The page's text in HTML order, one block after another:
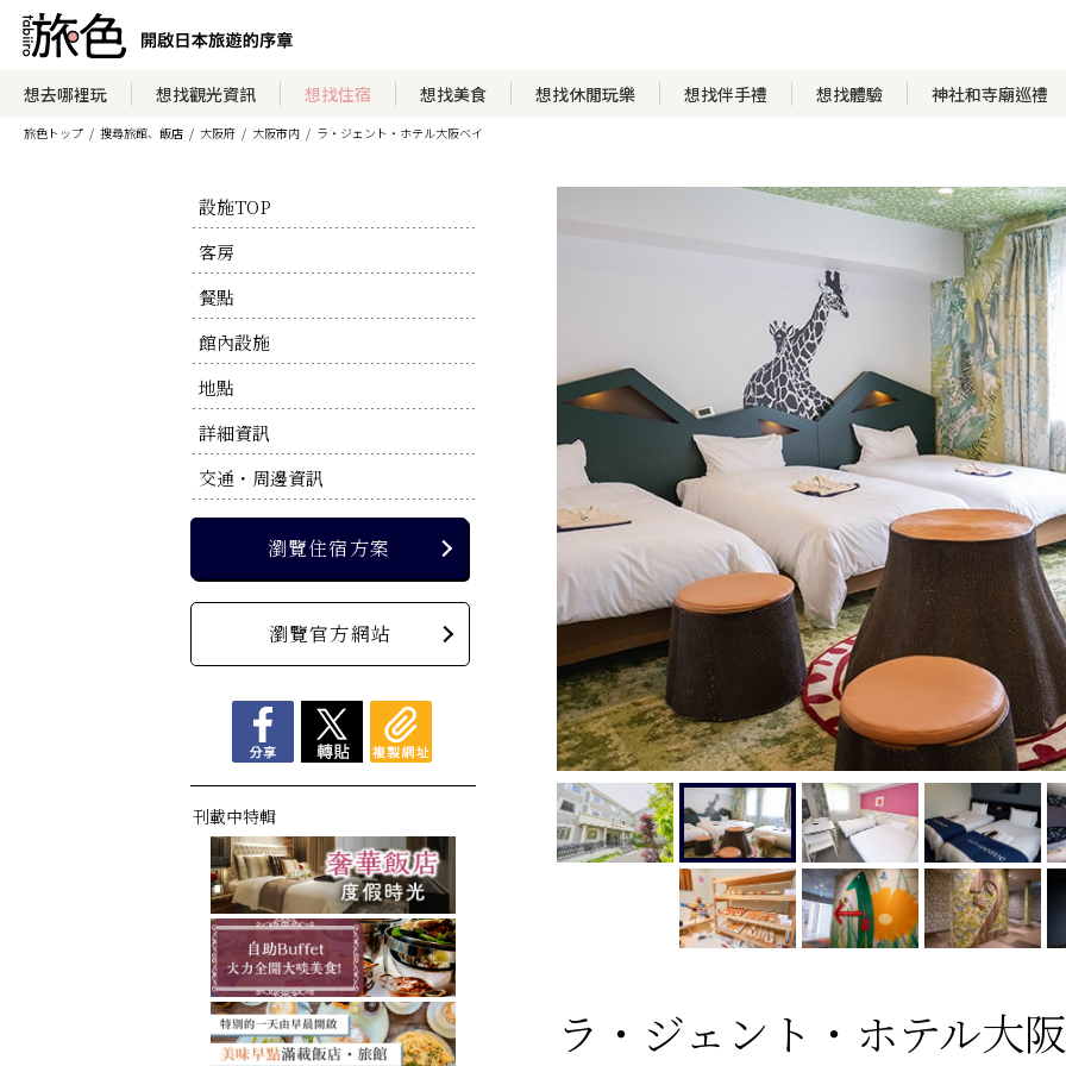
想去哪裡玩 想找觀光資訊 想找住宿 想找美食 想找休閒玩樂 想找伴手禮 想找體驗 神社和寺廟巡禮
旅色トップ 搜尋旅館、飯店 大阪府 大阪市内 ラ・ジェント・ホテル大阪ベイ
設施TOP
客房
餐點
館內設施
地點
詳細資訊
交通・周邊資訊
瀏覽住宿方案
瀏覽官方網站
刊載中特輯
瀏覽住宿方案
瀏覽官方網站
ラ・ジェント・ホテル大